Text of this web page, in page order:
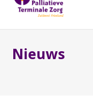
Nieuws